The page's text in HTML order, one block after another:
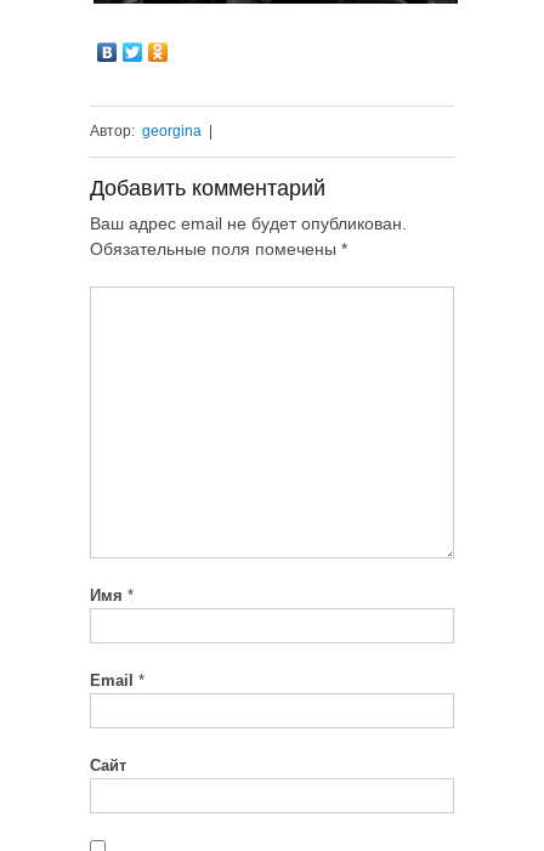
Автор: georgina
Добавить комментарий
Ваш адрес email не будет опубликован.
Обязательные поля помечены *
Имя *
Email *
Сайт